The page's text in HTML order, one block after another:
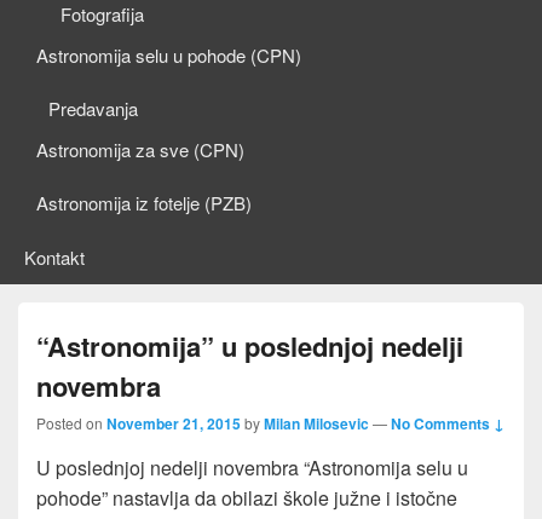
Fotografija
Astronomija selu u pohode (CPN)
Predavanja
Astronomija za sve (CPN)
Astronomija iz fotelje (PZB)
Kontakt
“Astronomija” u poslednjoj nedelji
novembra
Posted on November 21, 2015byMilan Milosevic—No Comments ↓
U poslednjoj nedelji novembra “Astronomija selu u
pohode” nastavlja da obilazi škole južne i istočne